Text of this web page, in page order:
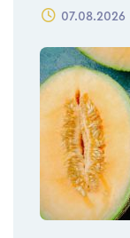
07.08.2026